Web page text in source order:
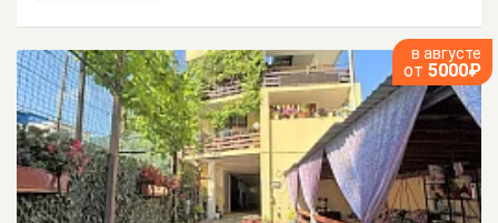
в августе
от 5000₽